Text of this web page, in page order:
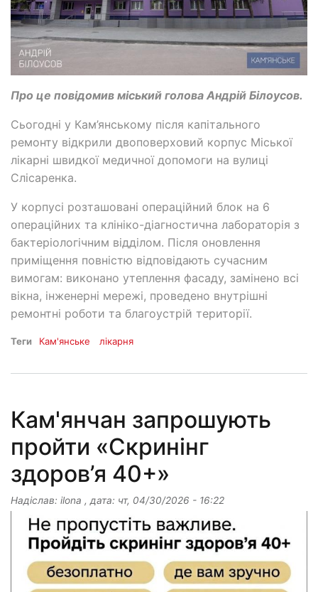
Про це повідомив міський голова Андрій Білоусов.
Сьогодні у Кам’янському після капітального
ремонту відкрили двоповерховий корпус Міської
лікарні швидкої медичної допомоги на вулиці
Слісаренка.
У корпусі розташовані операційний блок на 6
операційних та клініко-діагностична лабораторія з
бактеріологічним відділом. Після оновлення
приміщення повністю відповідають сучасним
вимогам: виконано утеплення фасаду, замінено всі
вікна, інженерні мережі, проведено внутрішні
ремонтні роботи та благоустрій території.
Теги Кам'янське лікарня
Кам'янчан запрошують
пройти «Скринінг
здоров’я 40+»
Надіслав: ilona , дата: чт, 04/30/2026 - 16:22